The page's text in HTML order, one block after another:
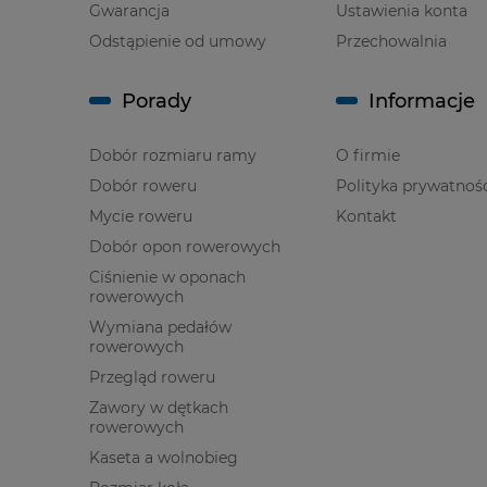
Gwarancja
Odstąpienie od umowy
Ustawienia konta
Przechowalnia
Porady
Dobór rozmiaru ramy
Dobór roweru
Mycie roweru
Dobór opon rowerowych
Ciśnienie w oponach
rowerowych
Wymiana pedałów
rowerowych
Przegląd roweru
Zawory w dętkach
rowerowych
Kaseta a wolnobieg
Informacje
O firmie
Polityka
Kontakt